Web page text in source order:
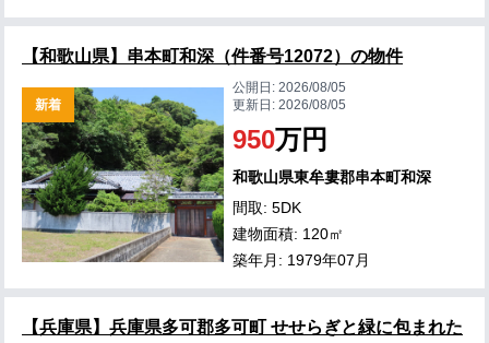
【和歌山県】串本町和深（件番号12072）の物件
新着
公開日:2026/08/05
更新日:2026/08/05
950万円
和歌山県東牟婁郡串本町和深
間取: 5DK
建物面積: 120㎡
築年月: 1979年07月
【兵庫県】兵庫県多可郡多可町 せせらぎと緑に包まれた